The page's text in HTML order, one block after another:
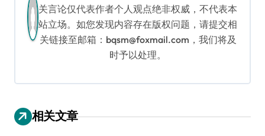
关言论仅代表作者个人观点绝非权威，不代表本
站立场。如您发现内容存在版权问题，请提交相
关链接至邮箱：bqsm@foxmail.com，我们将及
时予以处理。
相关文章